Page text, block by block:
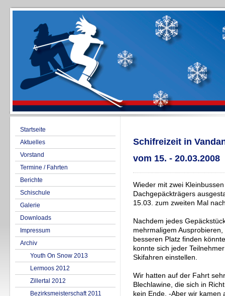
Startseite
Aktuelles
Vorstand
Termine / Fahrten
Berichte
Schischule
Galerie
Downloads
Impressum
Archiv
Youth On Snow 2013
Lermoos 2012
Zillertal 2012
Bezirksmeisterschaft 2011
Schifreizeit in
vom 15. - 20.03.2008
Wieder mit zwei
Dachgepäckträgers
15.03. zum zweiten Mal
Nachdem jedes
mehrmaligem
besseren Platz finden
konnte sich jeder
Skifahren einstellen.
Wir hatten auf der Fahrt
Blechlawine, die sich in
kein Ende. -Aber wir kamen